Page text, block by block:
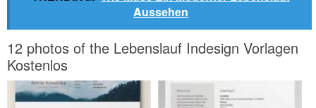
Aussehen
12 photos of the Lebenslauf Indesign Vorlagen
Kostenlos